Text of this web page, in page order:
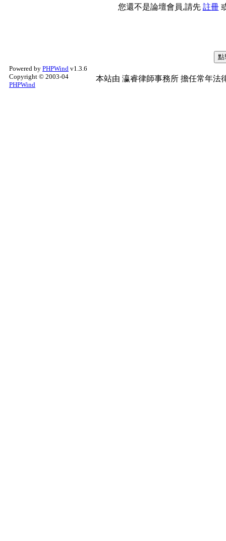
您還不是論壇會員,請先 註冊
Powered by PHPWind v1.3.6
Copyright © 2003-04
PHPWind
本站由 瀛睿律師事務所 擔任常年法